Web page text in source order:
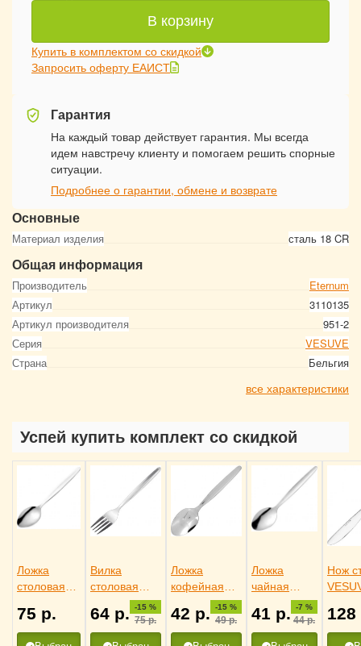
Основные
Материал изделия сталь 18 CR
Общая информация
Производитель
Eternum
Артикул
3110135
Артикул производителя
951-2
Серия
VESUVE
Страна
Бельгия
все характеристики
В корзину
Купить в комплектом со скидкой
Запросить оферту ЕАИСТ
Гарантия
На каждый товар действует гарантия. Мы всегда
идем навстречу клиенту и помогаем решить спорные
ситуации.
Подробнее о гарантии, обмене и возврате
Успей купить комплект со скидкой
Ложка
столовая
Eternum
3110135
75 р.
Вилка
столовая
VESUVE,
Eternum
3110387
64 р. -15 %
75р.
Ложка
кофейная
VESUVE,
Eternum
3110524
42 р. -15 %
49р.
Ложка
чайная
VESUVE,
Eternum
3110443
41 р. -7 %
44р.
Нож
128